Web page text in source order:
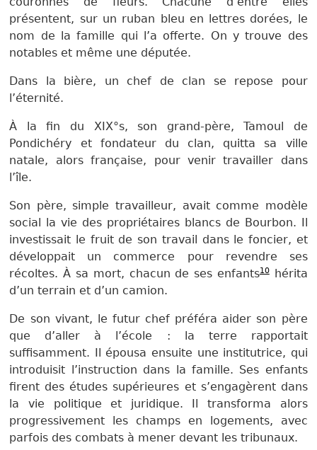
présentent, sur un ruban bleu en lettres dorées, le
nom de la famille qui l’a offerte. On y trouve des
notables et même une députée.
Dans la bière, un chef de clan se repose pour
l’éternité.
À la fin du XIX°s, son grand-père, Tamoul de
Pondichéry et fondateur du clan, quitta sa ville
natale, alors française, pour venir travailler dans
l’île.
Son père, simple travailleur, avait comme modèle
social la vie des propriétaires blancs de Bourbon. Il
investissait le fruit de son travail dans le foncier, et
développait un commerce pour revendre ses
récoltes. À sa mort, chacun de ses enfants10hérita
d’un terrain et d’un camion.
De son vivant, le futur chef préféra aider son père
que d’aller à l’école : la terre rapportait
suffisamment. Il épousa ensuite une institutrice, qui
introduisit l’instruction dans la famille. Ses enfants
firent des études supérieures et s’engagèrent dans
la vie politique et juridique. Il transforma alors
progressivement les champs en logements, avec
parfois des combats à mener devant les tribunaux.